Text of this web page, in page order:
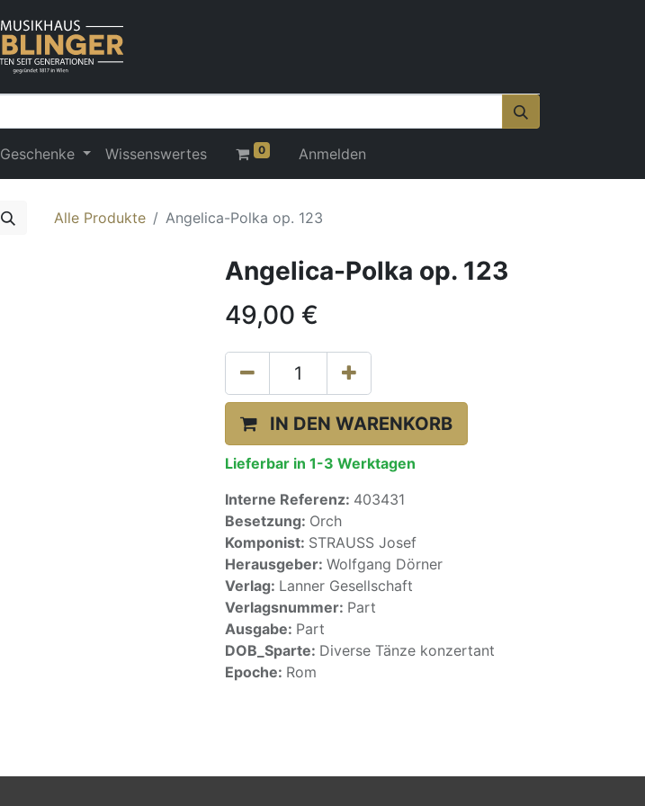
Geschenke Wissenswertes 0 Anmelden
Alle Produkte Angelica-Polka op. 123
Angelica-Polka op. 123
49,00 €
IN DEN WARENKORB
Lieferbar in 1-3 Werktagen
Interne Referenz: 403431
Besetzung: Orch
Komponist: STRAUSS Josef
Herausgeber: Wolfgang Dörner
Verlag: Lanner Gesellschaft
Verlagsnummer: Part
Ausgabe: Part
DOB_Sparte: Diverse Tänze konzertant
Epoche: Rom